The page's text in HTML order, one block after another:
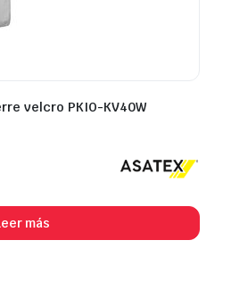
velcro PKIO-KV40W
más